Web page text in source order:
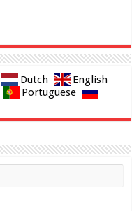
Dutch
English
Portuguese